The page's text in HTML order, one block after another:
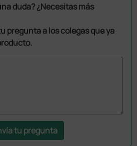
duda? ¿Necesitas más
pregunta a los colegas que ya
tu pregunta